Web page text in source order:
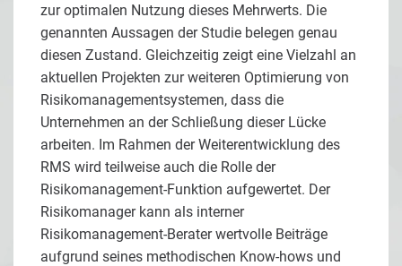
zur optimalen Nutzung dieses Mehrwerts. Die
genannten Aussagen der Studie belegen genau
diesen Zustand. Gleichzeitig zeigt eine Vielzahl an
aktuellen Projekten zur weiteren Optimierung von
Risikomanagementsystemen, dass die
Unternehmen an der Schließung dieser Lücke
arbeiten. Im Rahmen der Weiterentwicklung des
RMS wird teilweise auch die Rolle der
Risikomanagement-Funktion aufgewertet. Der
Risikomanager kann als interner
Risikomanagement-Berater wertvolle Beiträge
aufgrund seines methodischen Know-hows und